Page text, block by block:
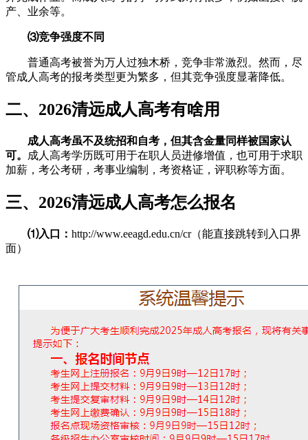
产、业余等。
⑶竞争强度不同
普通高考被誉为万人过独木桥，竞争非常激烈。然而，尽
管成人高考的报考类型更为繁多，但其竞争强度显著降低。
二、2026清远成人高考有啥用
成人高考虽不及统招和自考，但其含金量同样被国家认
可。
成人高考学历既可用于在职人员进修增值，也可用于求职
加薪，考公考研，考事业编制，考资格证，评职称等方面。
三、2026清远成人高考怎么报名
⑴入口： http://www.eeagd.edu.cn/cr（能直接跳转到入口界
面）